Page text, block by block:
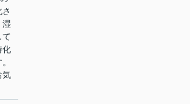
湿
て
化
気